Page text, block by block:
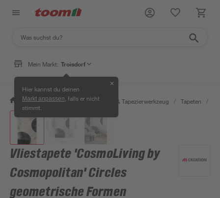
Mein Markt: Troisdorf
Hier kannst du deinen
Markt anpassen , falls er nicht
stimmt.
✕
/ Wohnen & Haushalt / Tapeten & Tapezierwerkzeug / Tapeten /
Vliestapete 'CosmoLiving by
Cosmopolitan' Circles
geometrische Formen